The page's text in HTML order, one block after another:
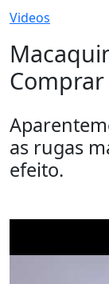
Videos
Comprar
as rugas
efeito.